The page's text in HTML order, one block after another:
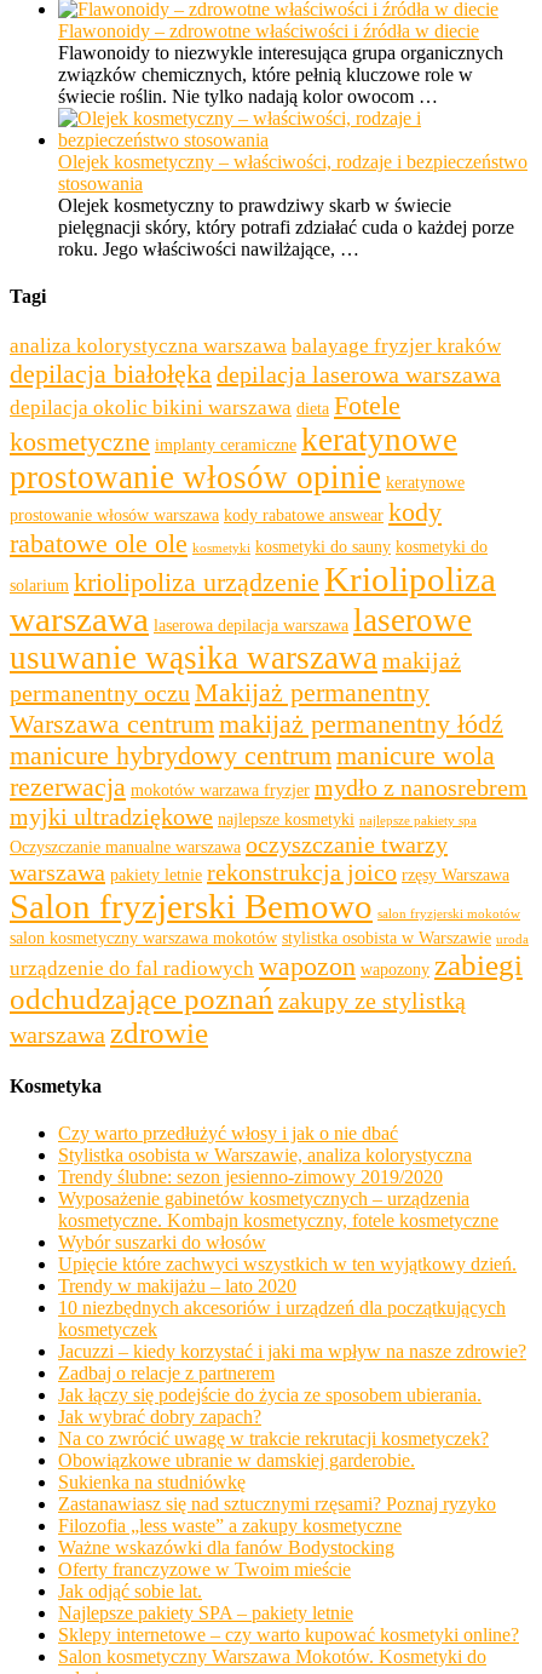
Flawonoidy – zdrowotne właściwości i źródła w diecie
Flawonoidy to niezwykle interesująca grupa organicznych
związków chemicznych, które pełnią kluczowe role w
świecie roślin. Nie tylko nadają kolor owocom …
Olejek kosmetyczny – właściwości, rodzaje i bezpieczeństwo
stosowania
Olejek kosmetyczny to prawdziwy skarb w świecie
pielęgnacji skóry, który potrafi zdziałać cuda o każdej porze
roku. Jego właściwości nawilżające, …
Tagi
analiza kolorystyczna warszawa balayage fryzjer kraków
depilacja białołęka depilacja laserowa warszawa
depilacja okolic bikini warszawa dieta Fotele
kosmetyczne implanty ceramiczne keratynowe
prostowanie włosów opinie keratynowe
prostowanie włosów warszawa kody rabatowe answear kody
rabatowe ole ole kosmetyki kosmetyki do sauny kosmetyki do
solarium kriolipoliza urządzenie Kriolipoliza
warszawa laserowa depilacja warszawa laserowe
usuwanie wąsika warszawa makijaż
permanentny oczu Makijaż permanentny
Warszawa centrum makijaż permanentny łódź
manicure hybrydowy centrum manicure wola
rezerwacja mokotów warzawa fryzjer mydło z nanosrebrem
myjki ultradziękowe najlepsze kosmetyki najlepsze pakiety spa
Oczyszczanie manualne warszawa oczyszczanie twarzy
warszawa pakiety letnie rekonstrukcja joico rzęsy Warszawa
Salon fryzjerski Bemowo salon fryzjerski mokotów
salon kosmetyczny warszawa mokotów stylistka osobista w Warszawie uroda
urządzenie do fal radiowych wapozon wapozony zabiegi
odchudzające poznań zakupy ze stylistką
warszawa zdrowie
Kosmetyka
Czy warto przedłużyć włosy i jak o nie dbać
Stylistka osobista w Warszawie, analiza kolorystyczna
Trendy ślubne: sezon jesienno-zimowy 2019/2020
Wyposażenie gabinetów kosmetycznych – urządzenia
kosmetyczne. Kombajn kosmetyczny, fotele kosmetyczne
Wybór suszarki do włosów
Upięcie które zachwyci wszystkich w ten wyjątkowy dzień.
Trendy w makijażu – lato 2020
10 niezbędnych akcesoriów i urządzeń dla początkujących
kosmetyczek
Jacuzzi – kiedy korzystać i jaki ma wpływ na nasze zdrowie?
Zadbaj o relacje z partnerem
Jak łączy się podejście do życia ze sposobem ubierania.
Jak wybrać dobry zapach?
Na co zwrócić uwagę w trakcie rekrutacji kosmetyczek?
Obowiązkowe ubranie w damskiej garderobie.
Sukienka na studniówkę
Zastanawiasz się nad sztucznymi rzęsami? Poznaj ryzyko
Filozofia „less waste” a zakupy kosmetyczne
Ważne wskazówki dla fanów Bodystocking
Oferty franczyzowe w Twoim mieście
Jak odjąć sobie lat.
Najlepsze pakiety SPA – pakiety letnie
Sklepy internetowe – czy warto kupować kosmetyki online?
Salon kosmetyczny Warszawa Mokotów. Kosmetyki do